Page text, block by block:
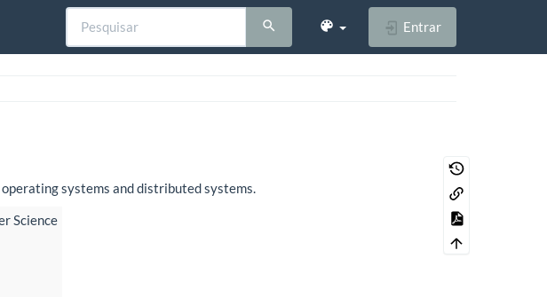
Entrar
systems and distributed systems.
Science